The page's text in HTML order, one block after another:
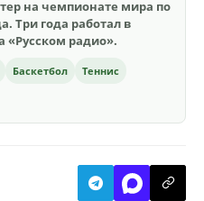
на чемпионате мира по
Три года работал в
«Русском радио».
Баскетбол
Теннис